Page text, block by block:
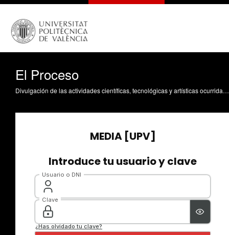
El Proceso
Divulgación de las actividades científicas, tecnológicas y artísticas ocurridas en los tres campus de la UPV